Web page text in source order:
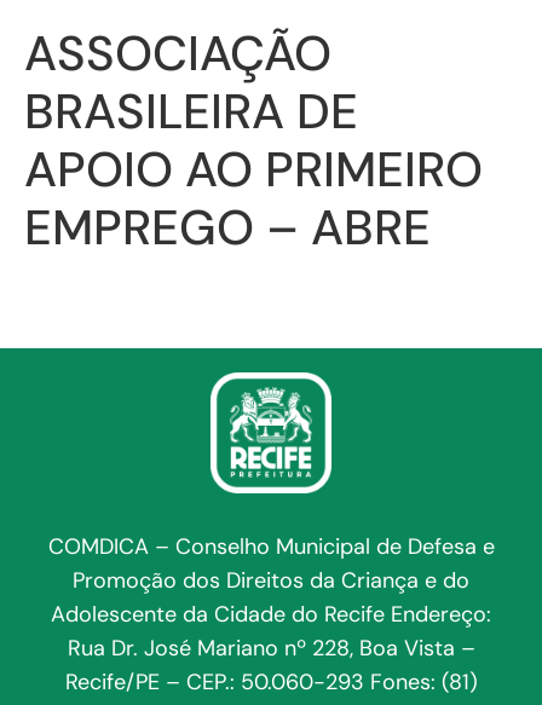
ASSOCIAÇÃO
BRASILEIRA DE
APOIO AO PRIMEIRO
EMPREGO – ABRE
COMDICA – Conselho Municipal de Defesa e
Promoção dos Direitos da Criança e do
Adolescente da Cidade do Recife Endereço:
Rua Dr. José Mariano nº 228, Boa Vista –
Recife/PE – CEP.: 50.060-293 Fones: (81)